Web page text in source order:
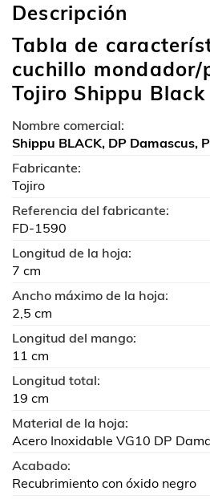
Descripción
Tabla de
cuchillo
Tojiro Shippu Black
Nombre comercial:
Shippu BLACK, DP Damascus,
Fabricante:
Tojiro
Referencia del fabricante:
FD-1590
Longitud de la hoja:
7 cm
Ancho máximo de la hoja:
2,5 cm
Longitud del mango:
11 cm
Longitud total:
19 cm
Material de la hoja:
Acero Inoxidable VG10 DP
Acabado:
Recubrimiento con óxido negro